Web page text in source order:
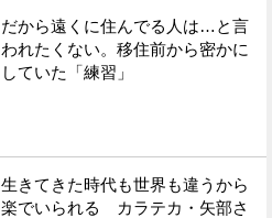
だから遠くに住んでる人は…と言
われたくない。移住前から密かに
していた「練習」
生きてきた時代も世界も違うから
楽でいられる カラテカ・矢部さ